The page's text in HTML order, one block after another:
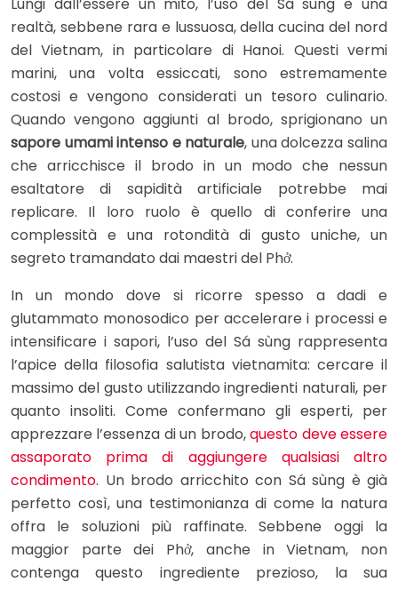
realtà, sebbene rara e lussuosa, della cucina del nord
del Vietnam, in particolare di Hanoi. Questi vermi
marini, una volta essiccati, sono estremamente
costosi e vengono considerati un tesoro culinario.
Quando vengono aggiunti al brodo, sprigionano un
sapore umami intenso e naturale, una dolcezza salina
che arricchisce il brodo in un modo che nessun
esaltatore di sapidità artificiale potrebbe mai
replicare. Il loro ruolo è quello di conferire una
complessità e una rotondità di gusto uniche, un
segreto tramandato dai maestri del Phở.
In un mondo dove si ricorre spesso a dadi e
glutammato monosodico per accelerare i processi e
intensificare i sapori, l’uso del Sá sùng rappresenta
l’apice della filosofia salutista vietnamita: cercare il
massimo del gusto utilizzando ingredienti naturali, per
quanto insoliti. Come confermano gli esperti, per
apprezzare l’essenza di un brodo,questo deve essere
assaporato prima di aggiungere qualsiasi altro
condimento. Un brodo arricchito con Sá sùng è già
perfetto così, una testimonianza di come la natura
offra le soluzioni più raffinate. Sebbene oggi la
maggior parte dei Phở, anche in Vietnam, non
contenga questo ingrediente prezioso, la sua